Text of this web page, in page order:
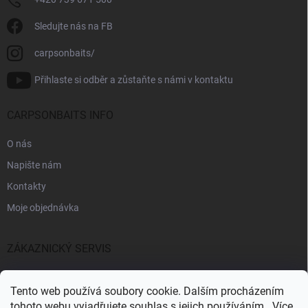
Tento web používá soubory cookie. Dalším procházením
Sledujte nás na FB
carpsonbaits/
Přihlaste si odběr a zůstaňte s námi v kontaktu
CARPSONBAITS INFO
O nás
Napište nám
Kontakty
Moje objednávka
ZÁKAZNICKÝ SERVIS
Obchodní podmínky